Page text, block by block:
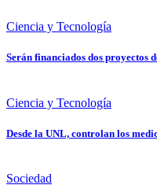
Ciencia y Tecnología
Serán financiados dos proyectos
Ciencia y Tecnología
Desde la UNL, controlan los
Sociedad